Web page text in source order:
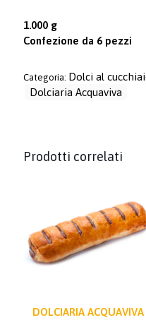
1.000 g
Confezione da 6 pezzi
Categoria: Dolci al
Dolciaria Acquaviva
Prodotti correlati
DOLCIARIA ACQUAVIVA